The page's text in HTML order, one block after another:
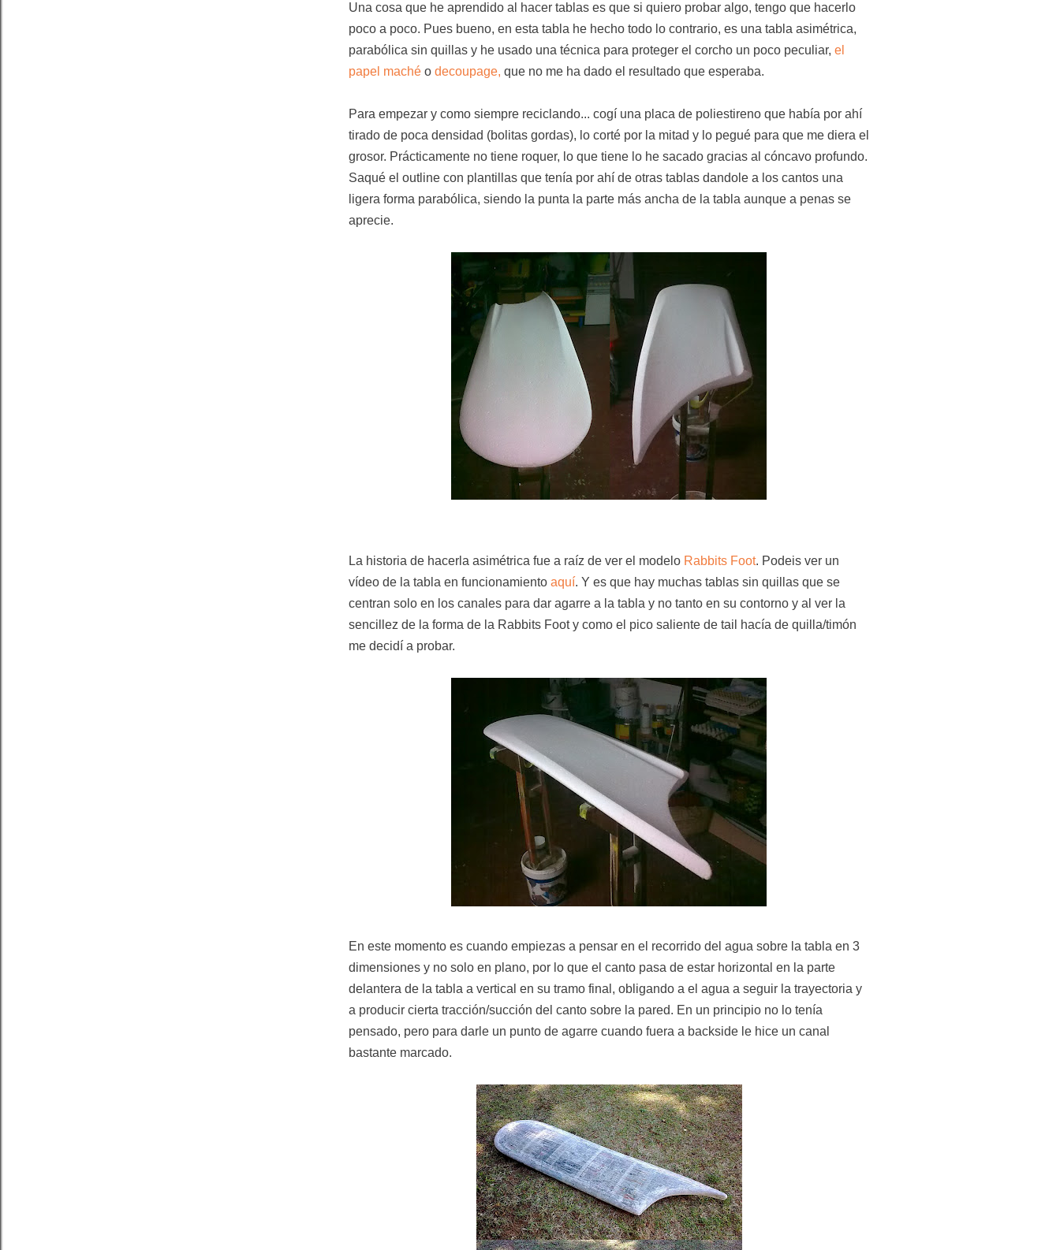
Una cosa que he aprendido al hacer tablas es que si quiero probar algo, tengo que hacerlo
poco a poco. Pues bueno, en esta tabla he hecho todo lo contrario, es una tabla asimétrica,
parabólica sin quillas y he usado una técnica para proteger el corcho un poco peculiar, el
papel maché o decoupage, que no me ha dado el resultado que esperaba.
Para empezar y como siempre reciclando... cogí una placa de poliestireno que había por ahí
tirado de poca densidad (bolitas gordas), lo corté por la mitad y lo pegué para que me diera el
grosor. Prácticamente no tiene roquer, lo que tiene lo he sacado gracias al cóncavo profundo.
Saqué el outline con plantillas que tenía por ahí de otras tablas dandole a los cantos una
ligera forma parabólica, siendo la punta la parte más ancha de la tabla aunque a penas se
aprecie.
La historia de hacerla asimétrica fue a raíz de ver el modelo Rabbits Foot. Podeis ver un
vídeo de la tabla en funcionamiento aquí. Y es que hay muchas tablas sin quillas que se
centran solo en los canales para dar agarre a la tabla y no tanto en su contorno y al ver la
sencillez de la forma de la Rabbits Foot y como el pico saliente de tail hacía de quilla/timón
me decidí a probar.
En este momento es cuando empiezas a pensar en el recorrido del agua sobre la tabla en 3
dimensiones y no solo en plano, por lo que el canto pasa de estar horizontal en la parte
delantera de la tabla a vertical en su tramo final, obligando a el agua a seguir la trayectoria y
a producir cierta tracción/succión del canto sobre la pared. En un principio no lo tenía
pensado, pero para darle un punto de agarre cuando fuera a backside le hice un canal
bastante marcado.